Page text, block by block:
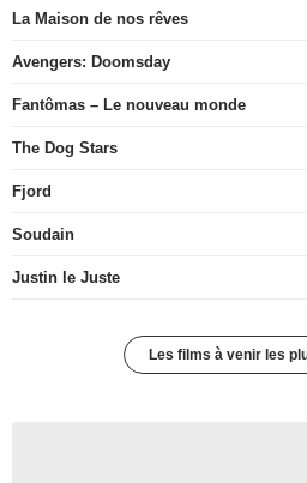
La Maison de nos rêves
Avengers: Doomsday
Fantômas – Le nouveau monde
The Dog Stars
Fjord
Soudain
Justin le Juste
Les films à venir les